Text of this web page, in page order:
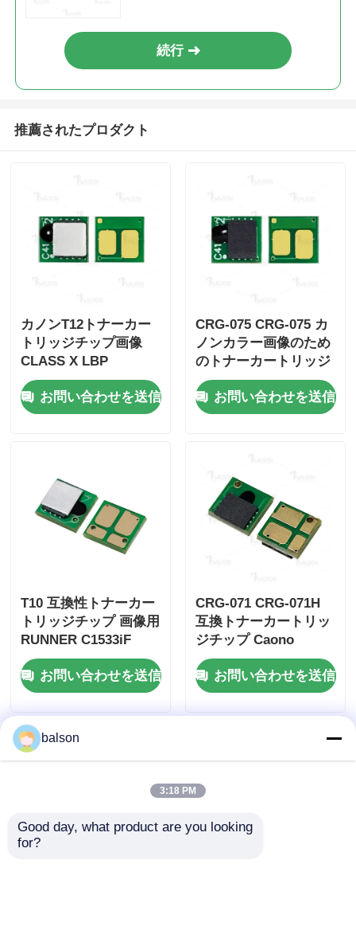
続行
推薦されたプロダクト
カノンT12トナーカー
トリッジチップ画像
CLASS X LBP
1333C/MF1333C
お問い合わせを送信
CRG-075 CRG-075 カ
ノンカラー画像のため
のトナーカートリッジ
チップCLASS
LBP646Cdw
LB647Cdw
お問い合わせを送信
T10 互換性トナーカー
トリッジチップ 画像用
RUNNER C1533iF
C1538iF C1533P
C1538P
お問い合わせを送信
CRG-071 CRG-071H
互換トナーカートリッ
ジチップ Caono
MMGF272dw
MMGF275dw
MLGBP121dn
お問い合わせを送信
balson
3:18 PM
Good day, what product are you looking
for?